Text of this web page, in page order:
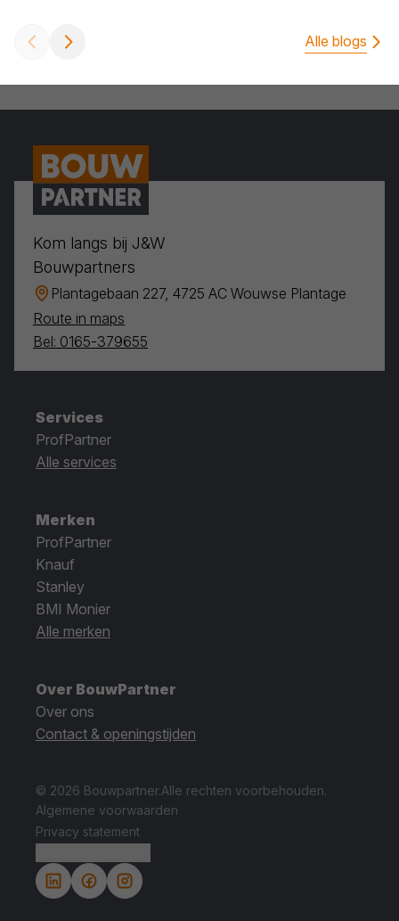
Alle blogs
Kom langs bij J&W
Bouwpartners
Plantagebaan 227, 4725 AC Wouwse Plantage
Route in maps
Bel: 0165-379655
Services
ProfPartner
Alle services
Merken
ProfPartner
Knauf
Stanley
BMI Monier
Alle merken
Over BouwPartner
Over ons
Contact & openingstijden
© 2026 Bouwpartner.Alle rechten voorbehouden.
Algemene voorwaarden
Privacy statement